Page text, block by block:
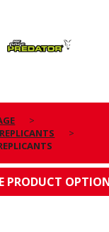
REPLICANTS
PRODUCT